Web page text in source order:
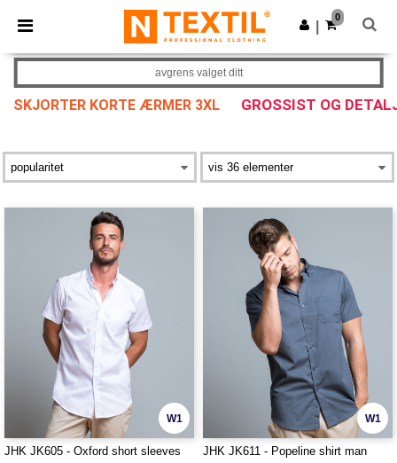
× Ntextil-app
Bedre priser i appen!
Last ned app
0
SKJORTER KORTE ÆRMER 3XL GROSSIST OG
avgrens valget ditt
W1
JHK JK605 - Oxford short sleeves
W1
JHK JK611 - Popeline shirt man